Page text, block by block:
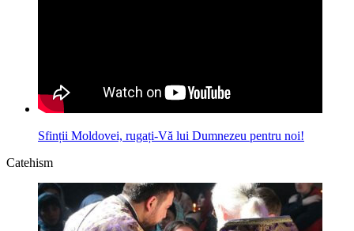
Sfinții Moldovei, rugați-Vă lui Dumnezeu pentru noi!
Catehism